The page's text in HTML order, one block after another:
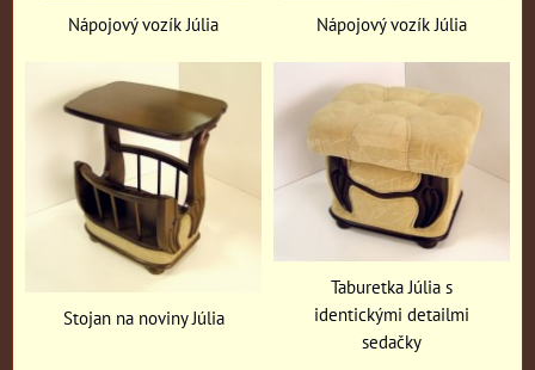
Nápojový vozík Júlia Nápojový vozík Júlia
Stojan na noviny Júlia
Taburetka Júlia s
identickými detailmi
sedačky